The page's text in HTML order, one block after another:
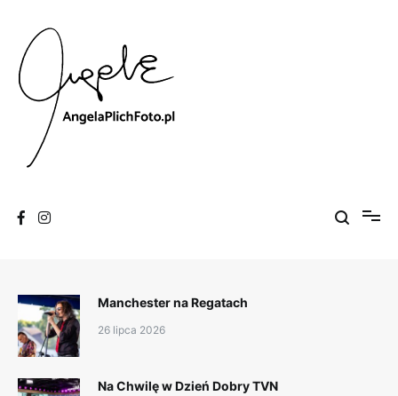
content
Manchester na Regatach
26 lipca 2026
Na Chwilę w Dzień Dobry TVN